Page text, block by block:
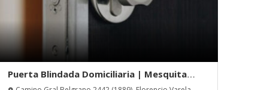
Puerta Blindada Domiciliaria | Mesquita
Hnos.